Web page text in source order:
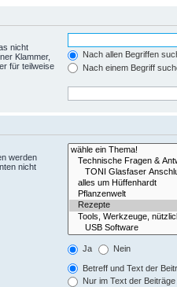
nicht
Klammer,
für teilweise
Nach allen Begriffen
Nach einem Begriff
werden
nicht
Ja Nein
Betreff und Text der
Nur im Text der Beiträge